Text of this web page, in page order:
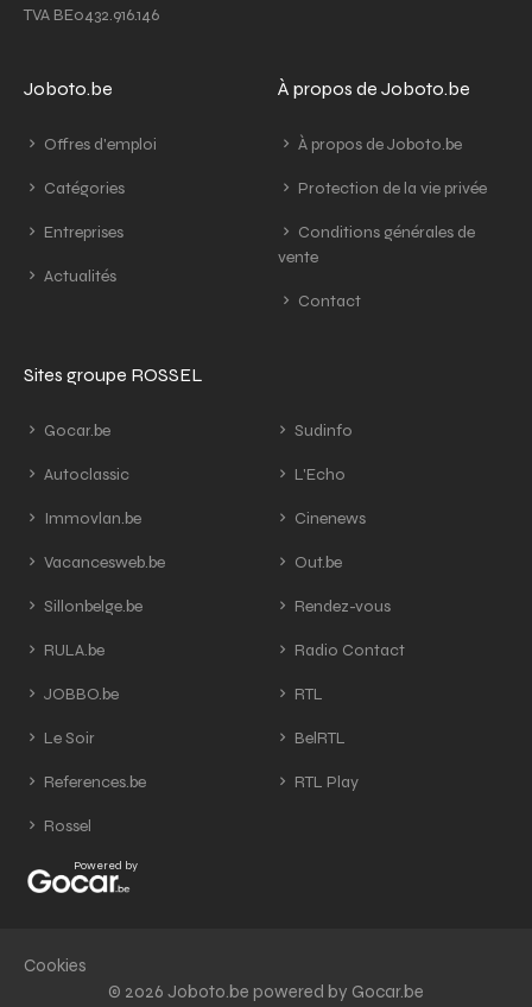
TVA BE0432.916.146
Joboto.be
Offres d'emploi
Catégories
Entreprises
Actualités
À propos de Joboto.be
À propos de Joboto.be
Protection de la vie privée
Conditions générales de
vente
Contact
Sites groupe ROSSEL
Gocar.be
Autoclassic
Immovlan.be
Vacancesweb.be
Sillonbelge.be
RULA.be
JOBBO.be
Le Soir
References.be
Rossel
Sudinfo
L'Echo
Cinenews
Out.be
Rendez-vous
Radio Contact
RTL
BelRTL
RTL Play
Powered by
Cookies
© 2026 Joboto.be powered by Gocar.be